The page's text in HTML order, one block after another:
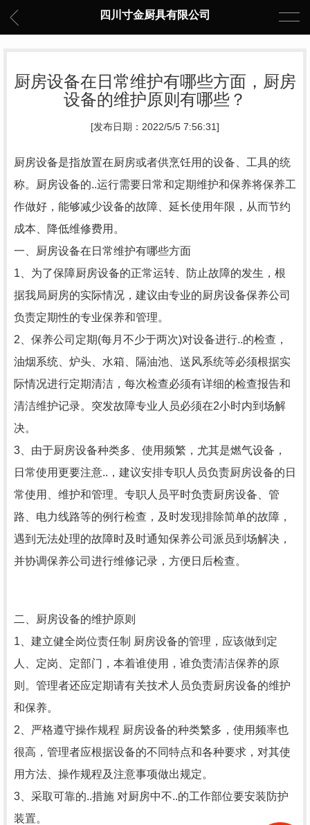
四川寸金厨具有限公司
厨房设备在日常维护有哪些方面，厨房
设备的维护原则有哪些？
[发布日期：2022/5/5 7:56:31]
厨房设备是指放置在厨房或者供烹饪用的设备、工具的统
称。厨房设备的..运行需要日常和定期维护和保养将保养工
作做好，能够减少设备的故障、延长使用年限，从而节约
成本、降低维修费用。
一、厨房设备在日常维护有哪些方面
1、为了保障厨房设备的正常运转、防止故障的发生，根
据我局厨房的实际情况，建议由专业的厨房设备保养公司
负责定期性的专业保养和管理。
2、保养公司定期(每月不少于两次)对设备进行..的检查，
油烟系统、炉头、水箱、隔油池、送风系统等必须根据实
际情况进行定期清洁，每次检查必须有详细的检查报告和
清洁维护记录。突发故障专业人员必须在2小时内到场解
决。
3、由于厨房设备种类多、使用频繁，尤其是燃气设备，
日常使用更要注意..，建议安排专职人员负责厨房设备的日
常使用、维护和管理。专职人员平时负责厨房设备、管
路、电力线路等的例行检查，及时发现排除简单的故障，
遇到无法处理的故障时及时通知保养公司派员到场解决，
并协调保养公司进行维修记录，方便日后检查。
二、厨房设备的维护原则
1、建立健全岗位责任制 厨房设备的管理，应该做到定
人、定岗、定部门，本着谁使用，谁负责清洁保养的原
则。管理者还应定期请有关技术人员负责厨房设备的维护
和保养。
2、严格遵守操作规程 厨房设备的种类繁多，使用频率也
很高，管理者应根据设备的不同特点和各种要求，对其使
用方法、操作规程及注意事项做出规定。
3、采取可靠的..措施 对厨房中不..的工作部位要安装防护
装置。